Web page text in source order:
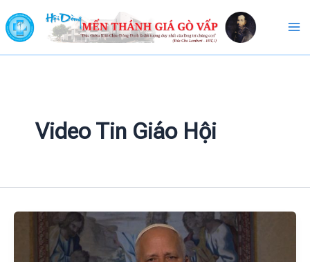
to
content
Video Tin Giáo Hội